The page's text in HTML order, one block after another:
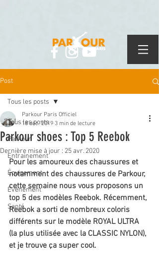
Post
Tous les posts
Parkour
Entrainement
Équipement
Évènement
Santé
Tous les posts
Parkour shoes : Top 5 Reebok
Parkour Paris Officiel
18 déc. 2019 3 min de lecture
Dernière mise à jour : 25 avr. 2020
Pour les amoureux des chaussures et
notamment des chaussures de Parkour,
cette semaine nous vous proposons un
top 5 des modèles Reebok. Récemment,
Reebok a sorti de nombreux coloris
différents sur le modèle ROYAL ULTRA
(la plus utilisée avec la CLASSIC NYLON),
et je trouve ça super cool.